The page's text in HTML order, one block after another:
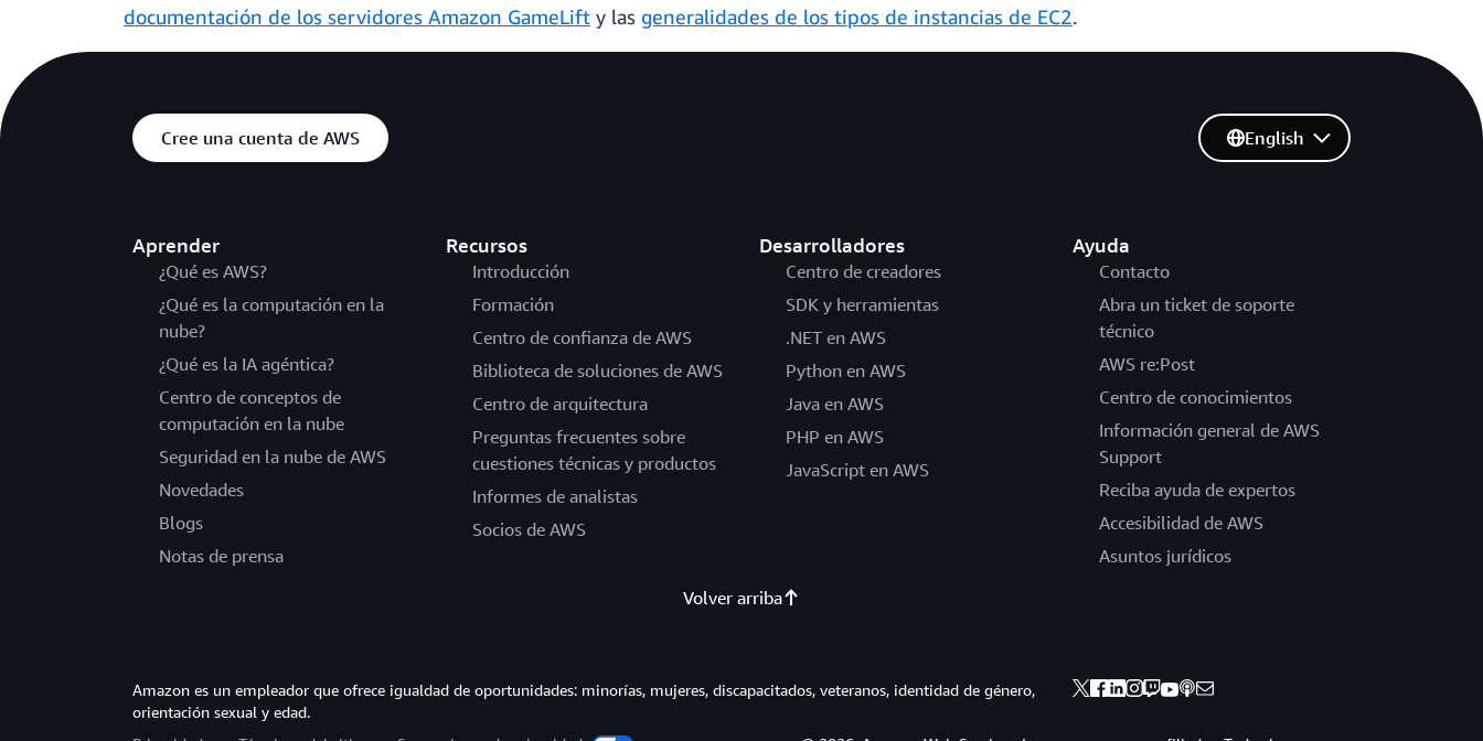
documentación de los servidores Amazon GameLift y las generalidades de los tipos de instancias de EC2.
Cree una cuenta de AWS
Aprender
¿Qué es AWS?
¿Qué es la computación en la
nube?
¿Qué es la IA agéntica?
Centro de conceptos de
computación en la nube
Seguridad en la nube de AWS
Novedades
Blogs
Notas de prensa
Recursos
Introducción
Formación
Centro de confianza de AWS
Biblioteca de soluciones de AWS
Centro de arquitectura
Preguntas frecuentes sobre
cuestiones técnicas y productos
Informes de analistas
Socios de AWS
Desarrolladores
Centro de creadores
SDK y herramientas
.NET en AWS
Python en AWS
Java en AWS
PHP en AWS
JavaScript en AWS
Ayuda
Contacto
Abra un ticket de soporte
técnico
AWS re:Post
Centro de conocimientos
Información general de AWS
Support
Reciba ayuda de expertos
Accesibilidad de AWS
Asuntos jurídicos
English
Volver arriba
Amazon es un empleador que ofrece igualdad de oportunidades: minorías, mujeres, discapacitados, veteranos, identidad de género,
orientación sexual y edad.